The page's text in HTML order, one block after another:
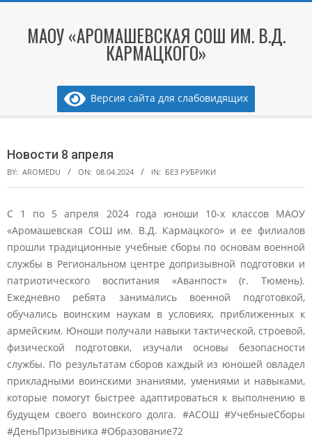
contentМАОУ «АРОМАШЕВСКАЯ СОШ ИМ. В.Д.
КАРМАЦКОГО»
Версия сайта для слабовидящих
Menu
Новости 8 апреля
BY: AROMEDU ON: 08.04.2024 IN: БЕЗ РУБРИКИ
С 1 по 5 апреля 2024 года юноши 10-х классов МАОУ
«Аромашевская СОШ им. В.Д. Кармацкого» и ее филиалов
прошли традиционные учебные сборы по основам военной
службы в Региональном центре допризывной подготовки и
патриотического воспитания «Аванпост» (г. Тюмень).
Ежедневно ребята занимались военной подготовкой,
обучались воинским наукам в условиях, приближенных к
армейским. Юноши получали навыки тактической, строевой,
физической подготовки, изучали основы безопасности
службы. По результатам сборов каждый из юношей овладел
прикладными воинскими знаниями, умениями и навыками,
которые помогут быстрее адаптироваться к выполнению в
будущем своего воинского долга. #АСОШ #УчебныеСборы
#ДеньПризывника #Образование72